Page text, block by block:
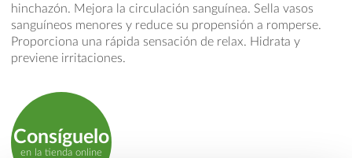
hinchazón. Mejora la circulación sanguínea. Sella vasos
sanguíneos menores y reduce su propensión a romperse.
Proporciona una rápida sensación de relax. Hidrata y
previene irritaciones.
Consíguelo
en la tienda online